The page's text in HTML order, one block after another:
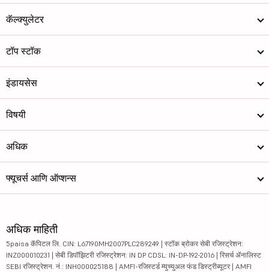
कॅल्क्युलेटर
टॉप स्टॉक
इंडायसेस
विषयी
अधिक
फ्यूचर्स आणि ऑप्शन्स
अधिक माहिती
5paisa कॅपिटल लि. CIN: L67190MH2007PLC289249 | स्टॉक ब्रोकर सेबी रजिस्ट्रेशन:
INZ000010231 | सेबी डिपॉझिटरी रजिस्ट्रेशन: IN DP CDSL: IN-DP-192-2016 | रिसर्च ॲनालिस्ट
SEBI रजिस्ट्रेशन. नं.: INH000025188 | AMFI-रजिस्टर्ड म्युच्युअल फंड डिस्ट्रीब्यूटर | AMFI